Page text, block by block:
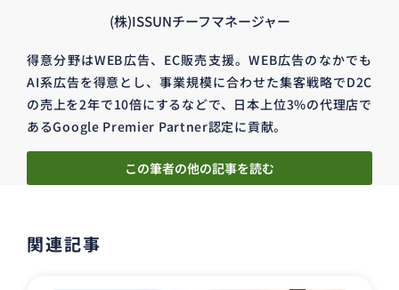
(株)ISSUNチーフマネージャー
得意分野はWEB広告、EC販売支援。WEB広告のなかでも
AI系広告を得意とし、事業規模に合わせた集客戦略でD2C
の売上を2年で10倍にするなどで、日本上位3%の代理店で
あるGoogle Premier Partner認定に貢献。
この筆者の他の記事を読む
関連記事